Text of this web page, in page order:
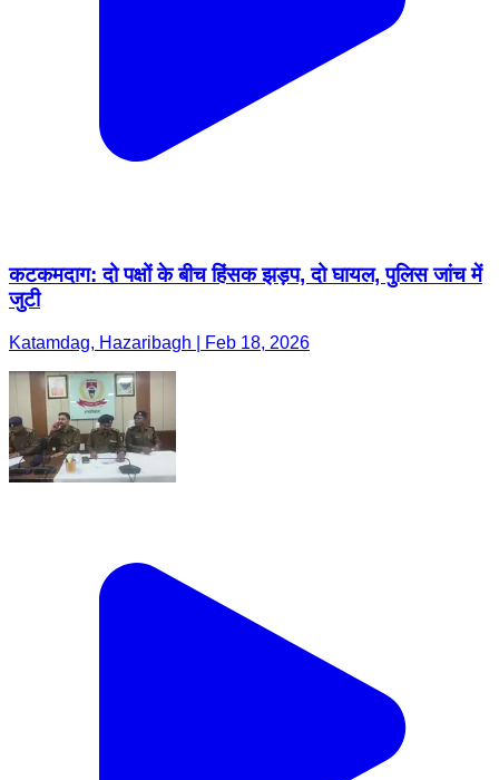
कटकमदाग: दो पक्षों के बीच हिंसक झड़प, दो घायल, पुलिस जांच में
जुटी
Katamdag, Hazaribagh | Feb 18, 2026